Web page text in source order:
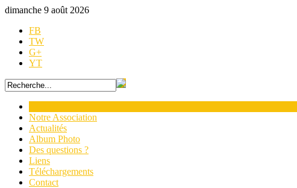
dimanche 9 août 2026
FB
TW
G+
YT
Notre Association
Actualités
Album Photo
Des questions ?
Liens
Téléchargements
Contact